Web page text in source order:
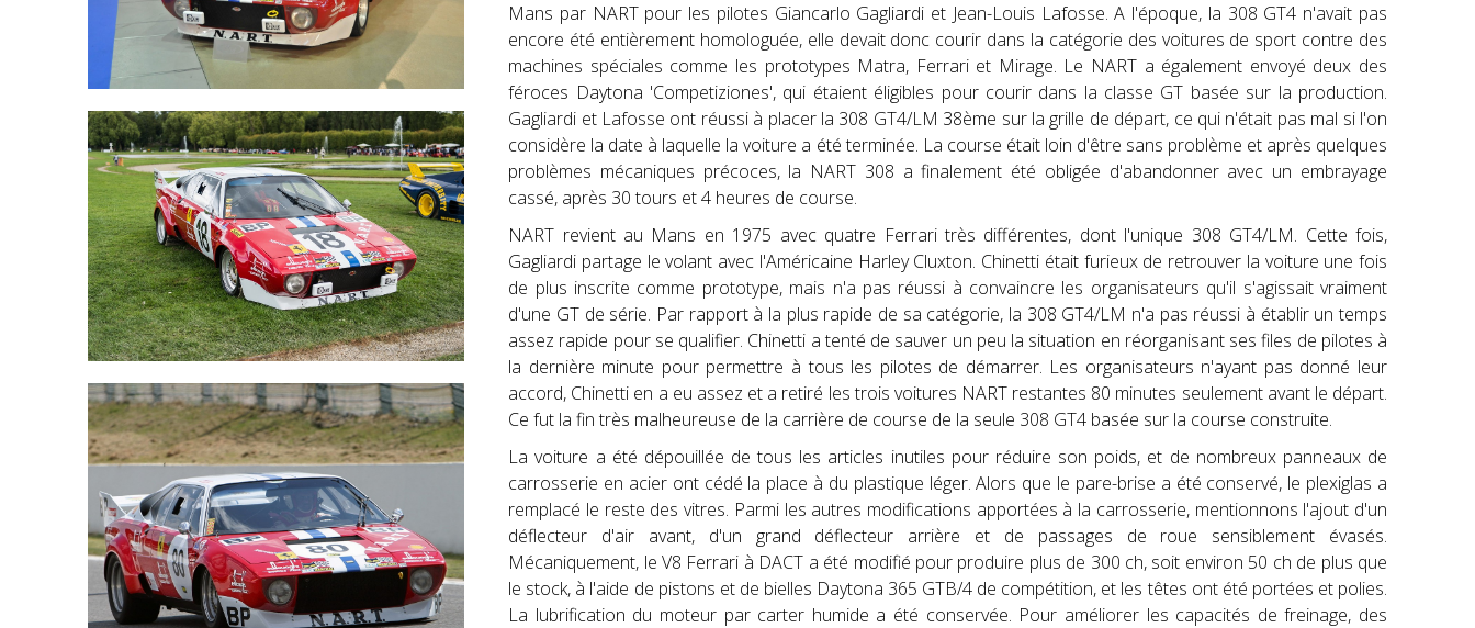
Mans par NART pour les pilotes Giancarlo Gagliardi et Jean-Louis Lafosse. A l'époque, la 308 GT4 n'avait pas
encore été entièrement homologuée, elle devait donc courir dans la catégorie des voitures de sport contre des
machines spéciales comme les prototypes Matra, Ferrari et Mirage. Le NART a également envoyé deux des
féroces Daytona 'Competiziones', qui étaient éligibles pour courir dans la classe GT basée sur la production.
Gagliardi et Lafosse ont réussi à placer la 308 GT4/LM 38ème sur la grille de départ, ce qui n'était pas mal si l'on
considère la date à laquelle la voiture a été terminée. La course était loin d'être sans problème et après quelques
problèmes mécaniques précoces, la NART 308 a finalement été obligée d'abandonner avec un embrayage
cassé, après 30 tours et 4 heures de course.
NART revient au Mans en 1975 avec quatre Ferrari très différentes, dont l'unique 308 GT4/LM. Cette fois,
Gagliardi partage le volant avec l'Américaine Harley Cluxton. Chinetti était furieux de retrouver la voiture une fois
de plus inscrite comme prototype, mais n'a pas réussi à convaincre les organisateurs qu'il s'agissait vraiment
d'une GT de série. Par rapport à la plus rapide de sa catégorie, la 308 GT4/LM n'a pas réussi à établir un temps
assez rapide pour se qualifier. Chinetti a tenté de sauver un peu la situation en réorganisant ses files de pilotes à
la dernière minute pour permettre à tous les pilotes de démarrer. Les organisateurs n'ayant pas donné leur
accord, Chinetti en a eu assez et a retiré les trois voitures NART restantes 80 minutes seulement avant le départ.
Ce fut la fin très malheureuse de la carrière de course de la seule 308 GT4 basée sur la course construite.
La voiture a été dépouillée de tous les articles inutiles pour réduire son poids, et de nombreux panneaux de
carrosserie en acier ont cédé la place à du plastique léger. Alors que le pare-brise a été conservé, le plexiglas a
remplacé le reste des vitres. Parmi les autres modifications apportées à la carrosserie, mentionnons l'ajout d'un
déflecteur d'air avant, d'un grand déflecteur arrière et de passages de roue sensiblement évasés.
Mécaniquement, le V8 Ferrari à DACT a été modifié pour produire plus de 300 ch, soit environ 50 ch de plus que
le stock, à l'aide de pistons et de bielles Daytona 365 GTB/4 de compétition, et les têtes ont été portées et polies.
La lubrification du moteur par carter humide a été conservée. Pour améliorer les capacités de freinage, des